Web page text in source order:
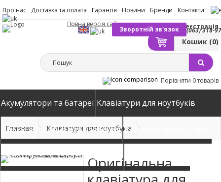
Про нас Доставка та оплата Гарантія Новини Бренди Контакти
(063) 318-
Зворотній зв'язок
Вхід Реєстрація
Кошик (0)
Повна версія сайту
Порівняти 0 товарів
Акумулятори та батареї Клавіатури для ноутбуків
Блоки живлення для ноутбуків Вентилятори (Кулери)
Автомобільні зарядні пристрої
Главная Клавіатури для ноутбуків
Оригінальна